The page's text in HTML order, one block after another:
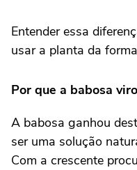
Entender essa
usar a planta da
Por que a babosa
A babosa ganhou
ser uma solução
Com a crescente